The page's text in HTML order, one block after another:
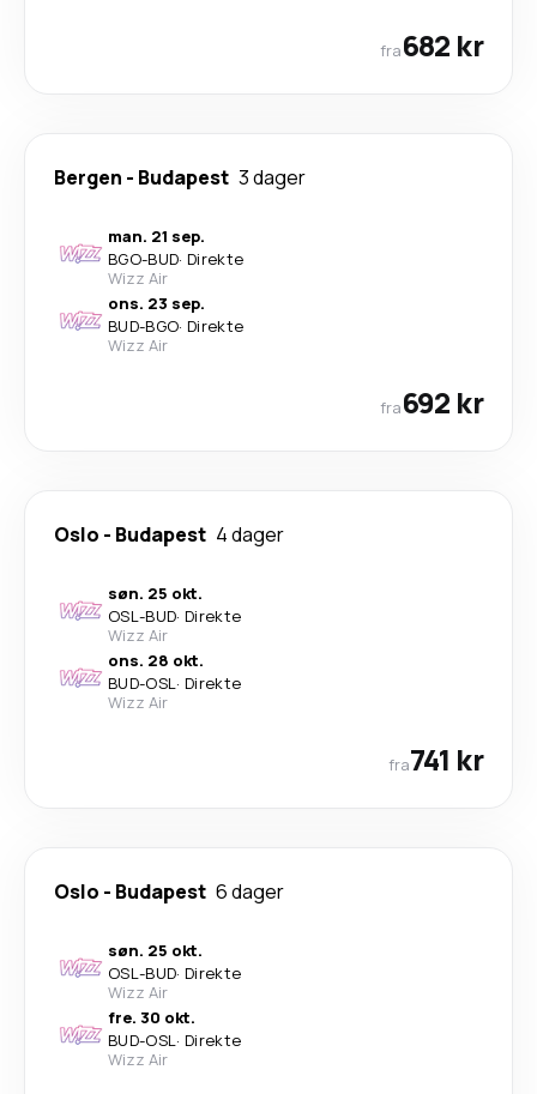
fra682 kr
Bergen - Budapest 3 dager
man. 21 sep.
BGO-BUD· Direkte
Wizz Air
ons. 23 sep.
BUD-BGO· Direkte
Wizz Air
fra692 kr
Oslo - Budapest 4 dager
søn. 25 okt.
OSL-BUD· Direkte
Wizz Air
ons. 28 okt.
BUD-OSL· Direkte
Wizz Air
fra741 kr
Oslo - Budapest 6 dager
søn. 25 okt.
OSL-BUD· Direkte
Wizz Air
fre. 30 okt.
BUD-OSL· Direkte
Wizz Air